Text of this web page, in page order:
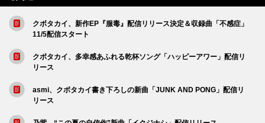
クボタカイ、新作EP『服毒』配信リリース決定＆収録曲「不感症」
11/5配信スタート
クボタカイ、多幸感あふれる乾杯ソング「ハッピーアワー」配信リ
リース
asmi、クボタカイ書き下ろしの新曲「JUNK AND PONG」配信リ
リース